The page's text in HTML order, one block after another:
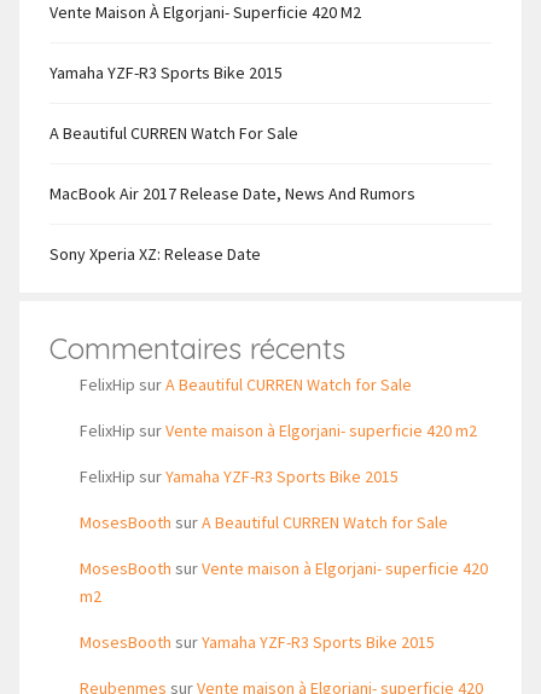
Vente Maison À Elgorjani- Superficie 420 M2
Yamaha YZF-R3 Sports Bike 2015
A Beautiful CURREN Watch For Sale
MacBook Air 2017 Release Date, News And Rumors
Sony Xperia XZ: Release Date
Commentaires récents
FelixHip surA Beautiful CURREN Watch for Sale
FelixHip surVente maison à Elgorjani- superficie 420 m2
FelixHip surYamaha YZF-R3 Sports Bike 2015
MosesBooth surA Beautiful CURREN Watch for Sale
MosesBooth surVente maison à Elgorjani- superficie 420
m2
MosesBooth surYamaha YZF-R3 Sports Bike 2015
Reubenmes surVente maison à Elgorjani- superficie 420